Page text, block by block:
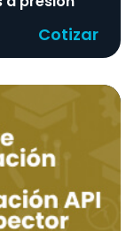
Cotizar